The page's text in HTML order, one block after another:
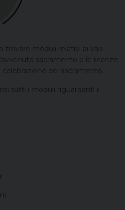
trovare moduli relativi ai vari
sacramento o le licenze
del sacramento.
tutti i moduli riguardanti il